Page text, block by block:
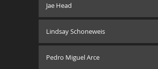
Jae Head
Lindsay Schoneweis
Pedro Miguel Arce